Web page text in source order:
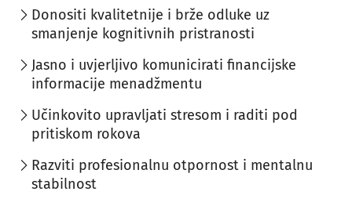
Donositi kvalitetnije i brže odluke uz
smanjenje kognitivnih pristranosti
Jasno i uvjerljivo komunicirati financijske
informacije menadžmentu
Učinkovito upravljati stresom i raditi pod
pritiskom rokova
Razviti profesionalnu otpornost i mentalnu
stabilnost